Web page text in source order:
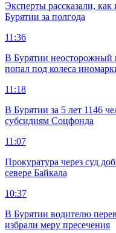
Эксперты рассказали,
Бурятии за полгода
11:36
В Бурятии неосторожный
попал под колеса
11:18
В Бурятии за 5 лет 1146
субсидиям Соцфонда
11:07
Прокуратура через суд
севере Байкала
10:37
В Бурятии водителю
избрали меру пресечения